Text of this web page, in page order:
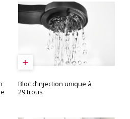
Bloc d’injection unique à
29 trous